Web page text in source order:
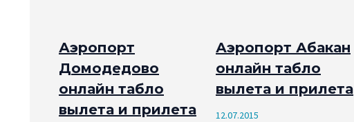
Аэропорт
Домодедово
онлайн табло
вылета и прилета
Аэропорт Абакан
онлайн табло
вылета и прилета
12.07.2015